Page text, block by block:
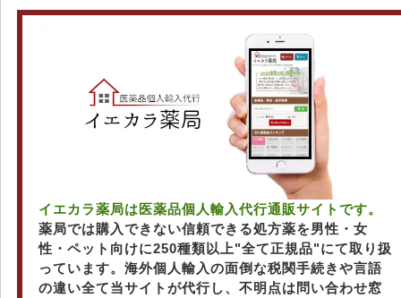
イエカラ薬局は医薬品個人輸入代行通販サイトです。
薬局では購入できない信頼できる処方薬を男性・女
性・ペット向けに250種類以上"全て正規品"にて取り扱
っています。海外個人輸入の面倒な税関手続きや言語
の違い全て当サイトが代行し、不明点は問い合わせ窓